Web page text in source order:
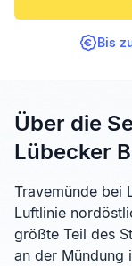
Bis
Über die
Lübecker
Travemünde bei
Luftlinie
größte Teil des
an der Mündung